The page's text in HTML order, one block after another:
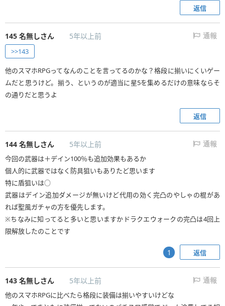
返信
145 名無しさん 5年以上前 通報
>>143
他のスマホRPGってなんのことを言ってるのかな？格段に揃いにくいゲー
ムだと思うけど。揃う、というのが適当に星5を集めるだけの意味ならそ
の通りだと思うよ
返信
144 名無しさん 5年以上前 通報
今回の武器は＋デイン100％も追加効果もあるか
個人的に武器ではなく防具狙いもありたど思います
特に盾狙いは○
武器はデイン追加ダメージが無いけど代用の効く完凸のやしゃの棍があ
れば聖風ガチャの方を優先します。
※ちなみに知ってると多いと思いますかドラクエウォークの完凸は4回上
限解放したのことです
返信
1
143 名無しさん 5年以上前 通報
他のスマホRPGに比べたら格段に装備は揃いやすいけどな